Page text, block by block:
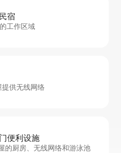
宿
工作区域
供无线网络
便利设施
的厨房、无线网络和游泳池